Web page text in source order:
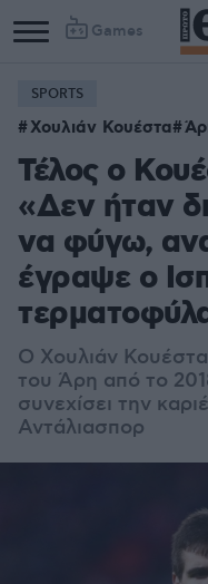
Games
SPORTS
Χουλιάν Κουέστα
Τέλος ο
«Δεν ήταν
να φύγω,
έγραψε ο
Ο Χουλιάν
του Άρη από το
συνεχίσει την
Αντάλιασπορ